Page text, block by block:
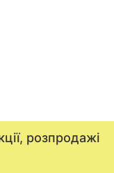
розпродажі